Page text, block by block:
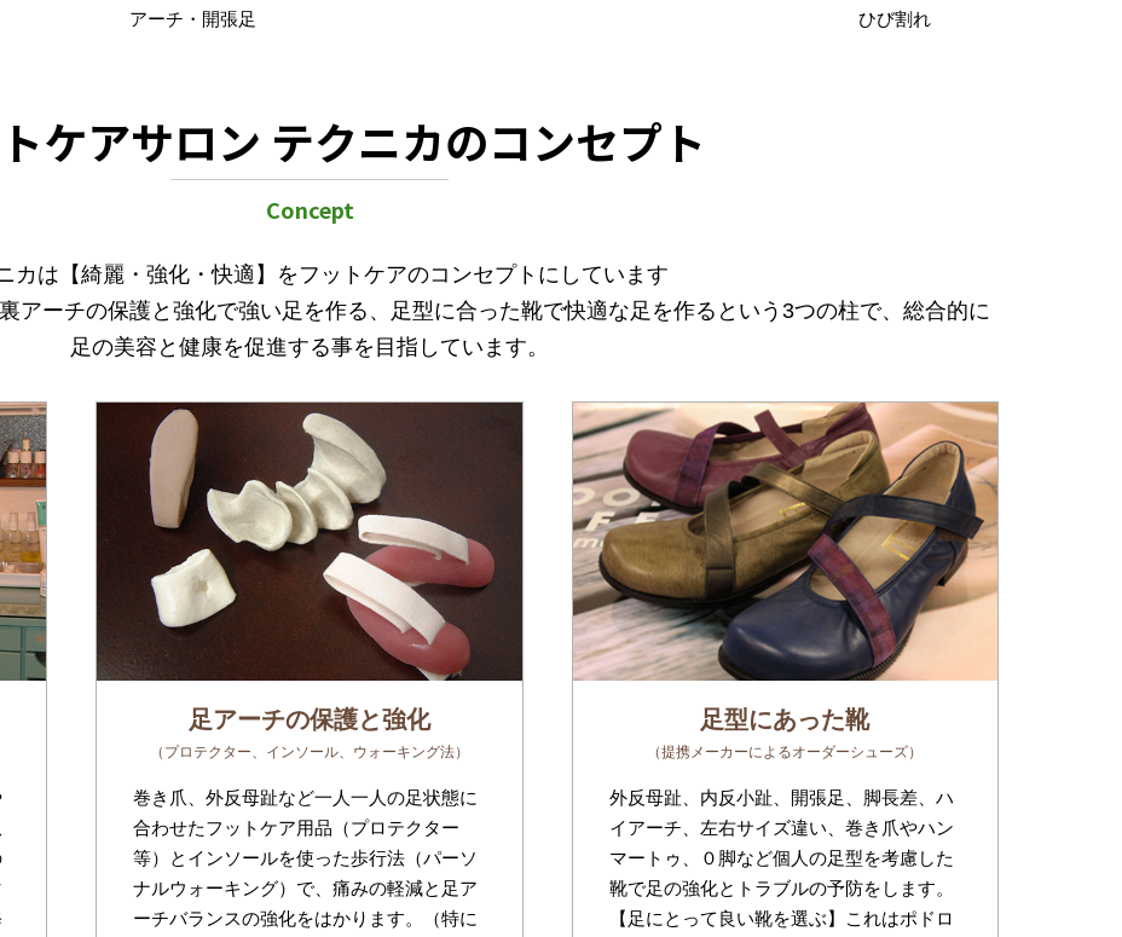
アーチ・開張足
ひび割れ
ケアサロン テクニカのコンセプト
Concept
カは【綺麗・強化・快適】をフットケアのコンセプトにしています
アーチの保護と強化で強い足を作る、足型に合った靴で快適な足を作るという3つの柱で、総合的に
足の美容と健康を促進する事を目指しています。
足アーチの保護と強化
（プロテクター、インソール、ウォーキング法）
巻き爪、外反母趾など一人一人の足状態に
合わせたフットケア用品（プロテクター
等）とインソールを使った歩行法（パーソ
ナルウォーキング）で、痛みの軽減と足ア
ーチバランスの強化をはかります。（特に
足型にあった靴
（提携メーカーによるオーダーシューズ）
外反母趾、内反小趾、開張足、脚長差、ハ
イアーチ、左右サイズ違い、巻き爪やハン
マートゥ、０脚など個人の足型を考慮した
靴で足の強化とトラブルの予防をします。
【足にとって良い靴を選ぶ】これはポドロ